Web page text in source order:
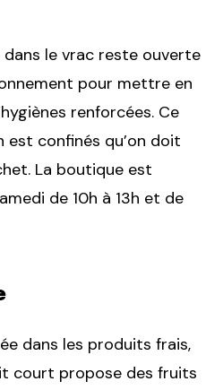
dans le vrac reste ouverte
pour mettre en
renforcées. Ce
est confinés qu’on doit
La boutique est
de 10h à 13h et de
dans les produits frais,
court propose des fruits